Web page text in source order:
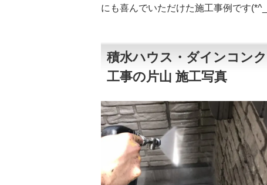
にも喜んでいただけた施工事例です
積水ハウス・ダインコン
工事の片山 施工写真